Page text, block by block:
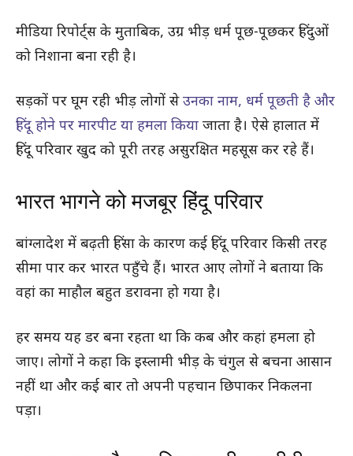
मीडिया रिपोर्ट्स के मुताबिक, उग्र भीड़ धर्म पूछ-पूछकर हिंदुओं
को निशाना बना रही है।
सड़कों पर घूम रही भीड़ लोगों सेउनका नाम, धर्म पूछती है और
हिंदू होने पर मारपीट या हमला किया जाता है। ऐसे हालात में
हिंदू परिवार खुद को पूरी तरह असुरक्षित महसूस कर रहे हैं।
भारत भागने को मजबूर हिंदू परिवार
बांग्लादेश में बढ़ती हिंसा के कारण कई हिंदू परिवार किसी तरह
सीमा पार कर भारत पहुँचे हैं। भारत आए लोगों ने बताया कि
वहां का माहौल बहुत डरावना हो गया है।
हर समय यह डर बना रहता था कि कब और कहां हमला हो
जाए। लोगों ने कहा कि इस्लामी भीड़ के चंगुल से बचना आसान
नहीं था और कई बार तो अपनी पहचान छिपाकर निकलना
पड़ा।